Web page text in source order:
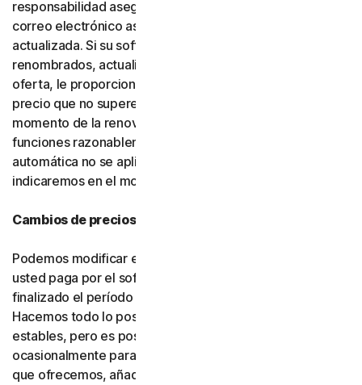
responsabilidad asegurarse de que la dirección de
correo electrónico asociada a su cuenta esté
actualizada. Si su software o servicios han sido
renombrados, actualizados o sustituidos por una nueva
oferta, le proporcionaremos dicha nueva oferta a un
precio que no supere su precio de renovación en el
momento de la renovación, siempre que cuente con
funciones razonablemente comparables. Si la renovación
automática no se aplica en su ubicación, se lo
indicaremos en el momento de la compra.
Cambios de precios
Podemos modificar en cualquier momento el precio que
usted paga por el software o los servicios una vez
finalizado el período introductorio (si corresponde).
Hacemos todo lo posible por mantener nuestros precios
estables, pero es posible que debamos modificarlos
ocasionalmente para incorporar mejoras a los servicios
que ofrecemos, añadir nuevas funciones o como